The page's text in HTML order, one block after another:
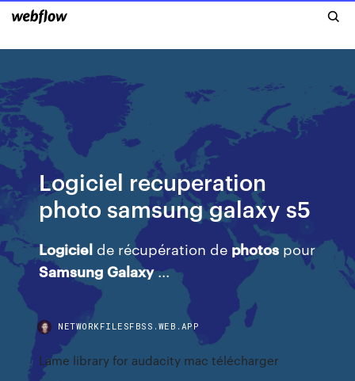
Logiciel recuperation
photo samsung galaxy s5
Logiciel de récupération de photos pour
Samsung Galaxy...
NETWORKFILESFBSS.WEB.APP
Lame library for audacity mac télécharger